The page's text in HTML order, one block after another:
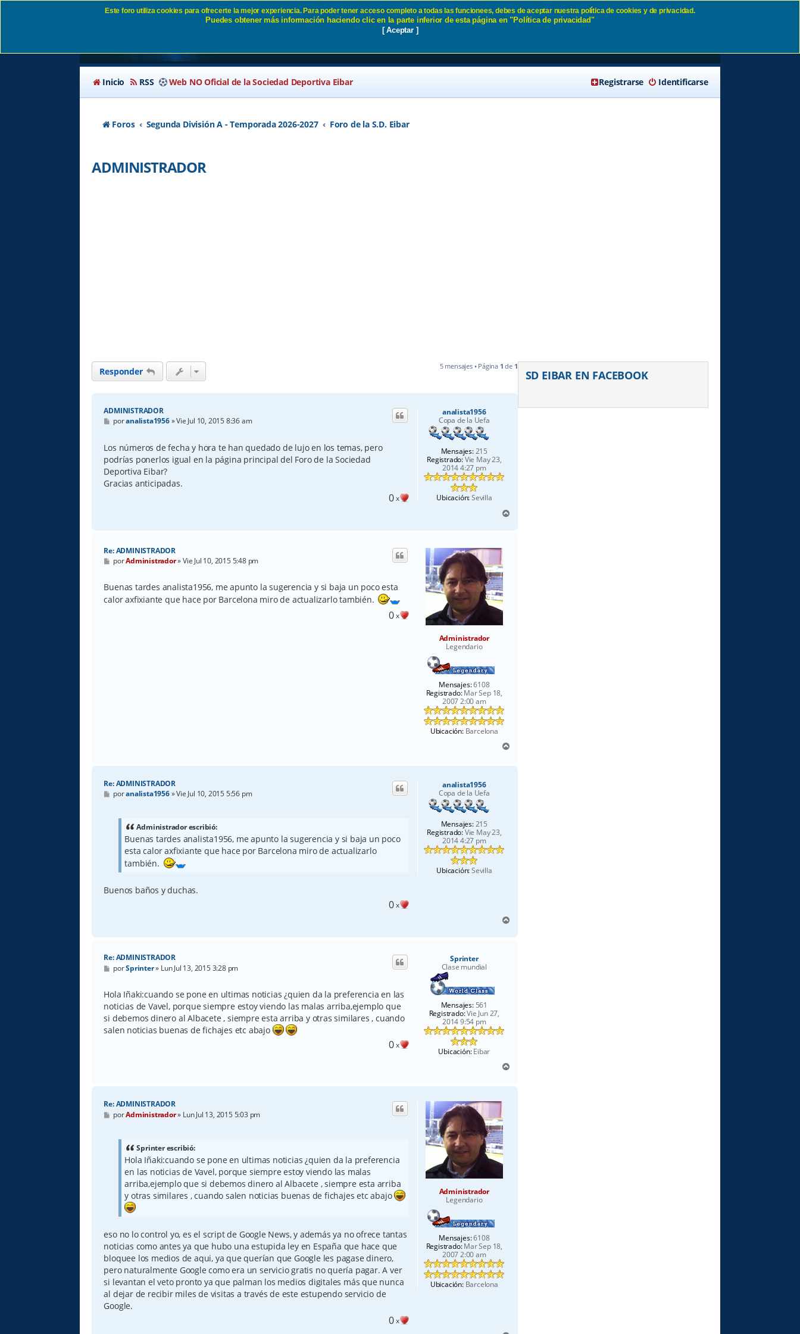
ADMINISTRADOR SD Eibar
Inicio RSS Web NO Oficial de la Sociedad Deportiva Eibar Identificarse
Registrarse
Foros Segunda División A - Temporada 2026-2027 Foro de la S.D. Eibar
ADMINISTRADOR
Responder 5 mensajes • Página 1 de 1
analista1956
Copa de la Uefa
Mensajes:215
Registrado:Vie May 23,
2014 4:27 pm
Ubicación:Sevilla
ADMINISTRADOR
M
e
s
a
j
e
poranalista1956»Vie Jul 10, 2015 8:36 am
Los números de fecha y hora te han quedado de lujo en los temas, pero
podrías ponerlos igual en la página principal del Foro de la Sociedad
Deportiva Eibar?
Gracias anticipadas.
0x
r
Administrador
Legendario
Mensajes:6108
Registrado:Mar Sep 18,
2007 2:00 am
Ubicación:Barcelona
Re: ADMINISTRADOR
M
e
s
a
j
porAdministrador»Vie Jul 10, 2015 5:48 pm
Buenas tardes analista1956, me apunto la sugerencia y si baja un poco esta
calor axfixiante que hace por Barcelona miro de actualizarlo también.
0x
r
analista1956
Copa de la Uefa
Mensajes:215
Registrado:Vie May 23,
2014 4:27 pm
Ubicación:Sevilla
Re: ADMINISTRADOR
M
e
poranalista1956»Vie Jul 10, 2015 5:56 pm
Administrador escribió:
Buenas tardes analista1956, me apunto la sugerencia y si baja un poco
esta calor axfixiante que hace por Barcelona miro de actualizarlo
también.
Buenos baños y duchas.
0x
r
Sprinter
Clase mundial
Mensajes:561
Registrado:Vie Jun 27,
2014 9:54 pm
Ubicación:Eibar
Re: ADMINISTRADOR
M
e
s
a
j
e
porSprinter» Lun Jul 13, 2015 3:28 pm
Hola Iñaki:cuando se pone en ultimas noticias ¿quien da la preferencia en las
noticias de Vavel, porque siempre estoy viendo las malas arriba,ejemplo que
si debemos dinero al Albacete , siempre esta arriba y otras similares , cuando
salen noticias buenas de fichajes etc abajo
0x
r
Administrador
Legendario
Mensajes:6108
Registrado:Mar Sep 18,
2007 2:00 am
Ubicación:Barcelona
Re: ADMINISTRADOR
M
e
porAdministrador» Lun Jul 13, 2015 5:03 pm
Sprinter escribió:
Hola Iñaki:cuando se pone en ultimas noticias ¿quien da la preferencia
en las noticias de Vavel, porque siempre estoy viendo las malas
arriba,ejemplo que si debemos dinero al Albacete , siempre esta arriba
y otras similares , cuando salen noticias buenas de fichajes etc abajo
eso no lo control yo, es el script de Google News, y además ya no ofrece tantas
noticias como antes ya que hubo una estupida ley en España que hace que
bloquee los medios de aqui, ya que querían que Google les pagase dinero,
pero naturalmente Google como era un servicio gratis no quería pagar. A ver
si levantan el veto pronto ya que palman los medios digitales más que nunca
al dejar de recibir miles de visitas a través de este estupendo servicio de
Google.
0x
SD EIBAR EN FACEBOOK
Este foro utiliza cookies para ofrecerte la mejor experiencia. Para poder tener acceso completo a todas las funcionees, debes de aceptar nuestra política de cookies y de privacidad.
Puedes obtener más información haciendo clic en la parte inferior de esta página en "Política de privacidad"
[ Aceptar ]